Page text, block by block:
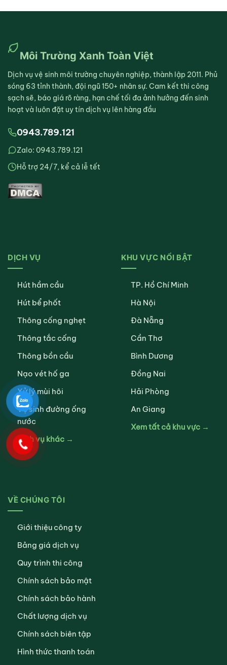
Môi Trường Xanh Toàn Việt
Dịch vụ vệ sinh môi trường chuyên nghiệp, thành lập 2011. Phủ
sóng 63 tỉnh thành, đội ngũ 150+ nhân sự. Cam kết thi công
sạch sẽ, báo giá rõ ràng, hạn chế tối đa ảnh hưởng đến sinh
hoạt và luôn đặt uy tín dịch vụ lên hàng đầu
0943.789.121
Zalo: 0943.789.121
Hỗ trợ 24/7, kể cả lễ tết
DỊCH VỤ
Hút hầm cầu
Hút bể phốt
Thông cống nghẹt
Thông tắc cống
Thông bồn cầu
Nạo vét hố ga
Xử lý mùi hôi
Vệ sinh đường ống
nước
Dịch vụ khác →
KHU VỰC NỔI BẬT
TP. Hồ Chí Minh
Hà Nội
Đà Nẵng
Cần Thơ
Bình Dương
Đồng Nai
Hải Phòng
An Giang
Xem tất cả khu vực →
VỀ CHÚNG TÔI
Giới thiệu công ty
Bảng giá dịch vụ
Quy trình thi công
Chính sách bảo mật
Chính sách bảo hành
Chất lượng dịch vụ
Chính sách biên tập
Hình thức thanh toán